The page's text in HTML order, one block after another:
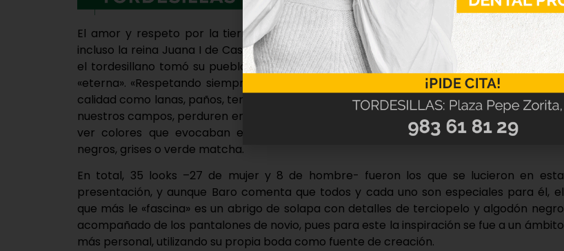
El amor y respeto por la tierra, así como los campos de Castilla, los claustros fríos e
incluso la reina Juana I de Castilla pudieron verse en cada una de sus creaciones, ya que
el tordesillano tomó su pueblo y sus raíces como musa para dar vida a esta colección
«eterna». «Respetando siempre la sostenibilidad he querido trabajar con tejidos de alta
calidad como lanas, paños, terciopelos, dando lugar a piezas que, como nuestra historia y
nuestros campos, perduren en el tiempo». Por ello, en las piezas presentadas se pudieron
ver colores que evocaban estos elementos, predominando así los tonos marrones,
negros, grises o verde matcha.
En total, 35 looks –27 de mujer y 8 de hombre- fueron los que se lucieron en esta
presentación, y aunque Baro comenta que todos y cada uno son especiales para él, el
que más le «fascina» es un abrigo de solapa con detalles de terciopelo y algodón negro
acompañado de los pantalones de novio, pues para este la inspiración se fue a un ámbito
más personal, utilizando su propia boda como fuente de creación.